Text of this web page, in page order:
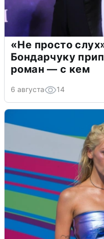
«Не просто
Бондарчуку
роман — с кем
6 августа 14